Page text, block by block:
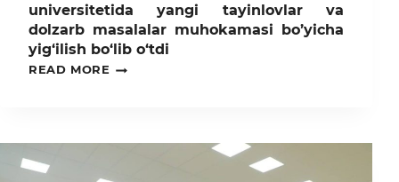
universitetida yangi tayinlovlar va
dolzarb masalalar muhokamasi bo’yicha
yig‘ilish bo‘lib o‘tdi
READ MORE
BUGUN
YANGI
TAYINLOVLAR
VA